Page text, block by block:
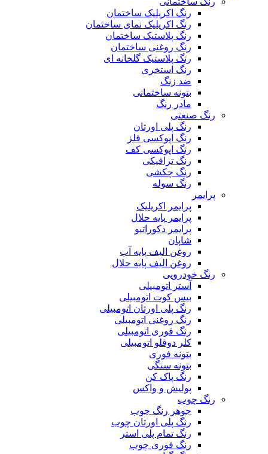
رنگ اکریلیک ساختمان
رنگ اکریلیک نمای ساختمان
رنگ پلاستیک ساختمان
رنگ روغنی ساختمان
رنگ پلاستیک گلخانه ای
رنگ استخری
ضد زنگ
بتونه ساختمانی
مادر رنگ
رنگ صنعتی
رنگ پلی اورتان
رنگ اپوکسی فلز
رنگ اپوکسی کف
رنگ ترافیکی
رنگ چکشی
رنگ سوله
پرایمر
پرایمر اکریلیک
پرایمر پایه حلال
پرایمر دکوراتیو
شاپان
روغن الیف پایه آب
روغن الیف پایه حلال
رنگ خودرویی
آستر اتومبیلی
بیس کوت اتومبیلی
رنگ پلی اورتان اتومبیلی
رنگ روغنی اتومبیلی
رنگ فوری اتومبیلی
کلر دوقلو اتومبیلی
بتونه فوری
بتونه سنگی
رنگ پاک کن
پولیش و واکس
رنگ چوب
جوهر رنگ چوب
رنگ پلی اورتان چوب
رنگ تمام پلی استر
رنگ فوری چوب